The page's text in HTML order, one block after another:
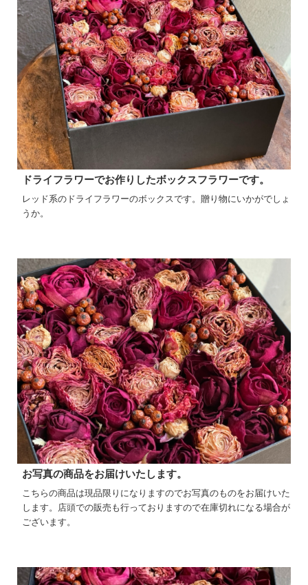
ドライフラワーでお作りしたボックスフラワーです。
レッド系のドライフラワーのボックスです。贈り物にいかがでしょ
うか。
お写真の商品をお届けいたします。
こちらの商品は現品限りになりますのでお写真のものをお届けいた
します。店頭での販売も行っておりますので在庫切れになる場合が
ございます。